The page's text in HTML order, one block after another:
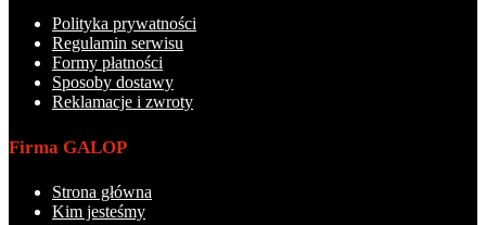
Polityka prywatności
Regulamin serwisu
Formy płatności
Sposoby dostawy
Reklamacje i zwroty
Firma GALOP
Strona główna
Kim jesteśmy